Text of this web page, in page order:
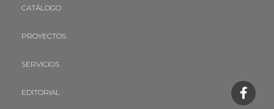
CATÁLOGO
PROYECTOS
SERVICIOS
EDITORIAL